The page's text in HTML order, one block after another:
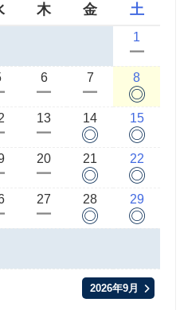
木 金 土
1
ー
6
ー
7
ー
8
◎
13
ー
14
◎
15
◎
20
ー
21
◎
22
◎
27
ー
28
◎
29
◎
2026年9月